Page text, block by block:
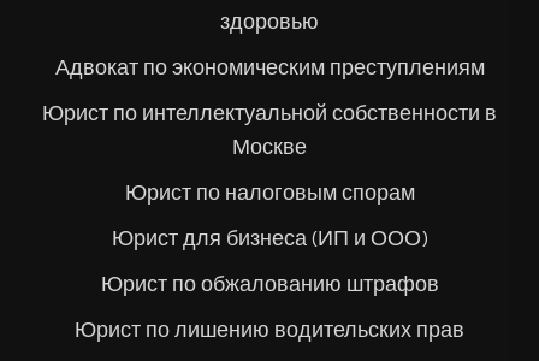
здоровью
Адвокат по экономическим преступлениям
Юрист по интеллектуальной собственности в
Москве
Юрист по налоговым спорам
Юрист для бизнеса (ИП и ООО)
Юрист по обжалованию штрафов
Юрист по лишению водительских прав